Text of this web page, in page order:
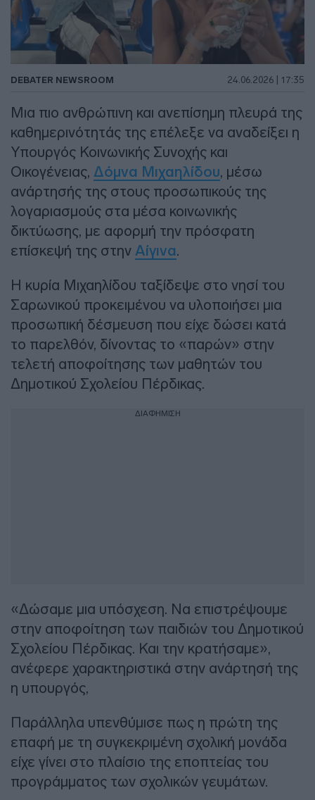
DEBATER NEWSROOM 24.06.2026 | 17:35
Μια πιο ανθρώπινη και ανεπίσημη πλευρά της
καθημερινότητάς της επέλεξε να αναδείξει η
Υπουργός Κοινωνικής Συνοχής και
Οικογένειας, Δόμνα Μιχαηλίδου, μέσω
ανάρτησής της στους προσωπικούς της
λογαριασμούς στα μέσα κοινωνικής
δικτύωσης, με αφορμή την πρόσφατη
επίσκεψή της στην Αίγινα.
Η κυρία Μιχαηλίδου ταξίδεψε στο νησί του
Σαρωνικού προκειμένου να υλοποιήσει μια
προσωπική δέσμευση που είχε δώσει κατά
το παρελθόν, δίνοντας το «παρών» στην
τελετή αποφοίτησης των μαθητών του
Δημοτικού Σχολείου Πέρδικας.
ΔΙΑΦΗΜΙΣΗ
«Δώσαμε μια υπόσχεση. Να επιστρέψουμε
στην αποφοίτηση των παιδιών του Δημοτικού
Σχολείου Πέρδικας. Και την κρατήσαμε»,
ανέφερε χαρακτηριστικά στην ανάρτησή της
η υπουργός,
Παράλληλα υπενθύμισε πως η πρώτη της
επαφή με τη συγκεκριμένη σχολική μονάδα
είχε γίνει στο πλαίσιο της εποπτείας του
προγράμματος των σχολικών γευμάτων.